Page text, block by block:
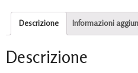
Descrizione Informazioni
Descrizione